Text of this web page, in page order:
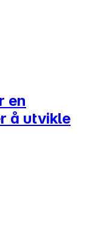
en
å utvikle